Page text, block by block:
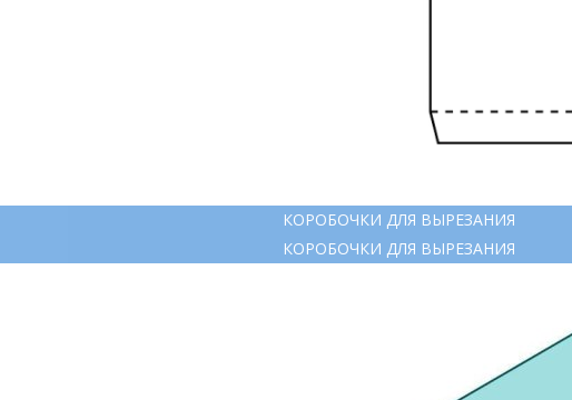
КОРОБОЧКИ ДЛЯ ВЫРЕЗАНИЯ
КОРОБОЧКИ ДЛЯ ВЫРЕЗАНИЯ